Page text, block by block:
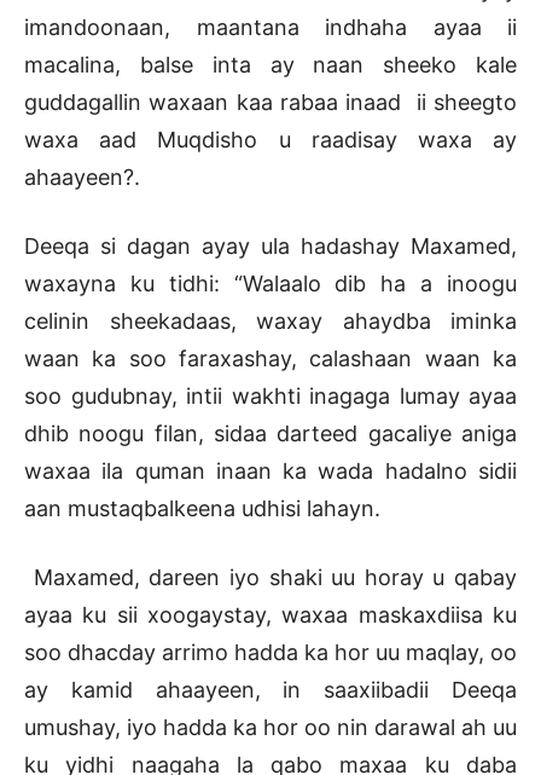
imandoonaan, maantana indhaha ayaa ii
macalina, balse inta ay naan sheeko kale
guddagallin waxaan kaa rabaa inaad ii sheegto
waxa aad Muqdisho u raadisay waxa ay
ahaayeen?.
Deeqa si dagan ayay ula hadashay Maxamed,
waxayna ku tidhi: “Walaalo dib ha a inoogu
celinin sheekadaas, waxay ahaydba iminka
waan ka soo faraxashay, calashaan waan ka
soo gudubnay, intii wakhti inagaga lumay ayaa
dhib noogu filan, sidaa darteed gacaliye aniga
waxaa ila quman inaan ka wada hadalno sidii
aan mustaqbalkeena udhisi lahayn.
Maxamed, dareen iyo shaki uu horay u qabay
ayaa ku sii xoogaystay, waxaa maskaxdiisa ku
soo dhacday arrimo hadda ka hor uu maqlay, oo
ay kamid ahaayeen, in saaxiibadii Deeqa
umushay, iyo hadda ka hor oo nin darawal ah uu
ku yidhi naagaha la qabo maxaa ku daba